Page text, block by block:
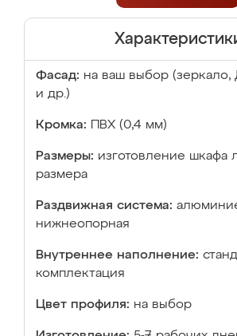
Фасад: на ваш выбор
и др.)
Кромка: ПВХ (0,4 мм)
Размеры: изготовление шкафа
размера
Раздвижная система:
нижнеопорная
Внутреннее наполнение:
комплектация
Цвет профиля: на выбор